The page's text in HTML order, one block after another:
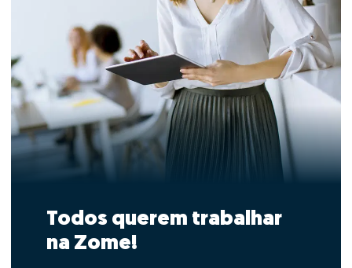
Todos querem trabalhar
na Zome!